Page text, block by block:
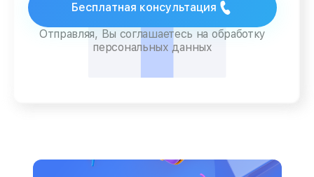
Бесплатная консультация
Отправляя, Вы соглашаетесь на обработку
персональных данных